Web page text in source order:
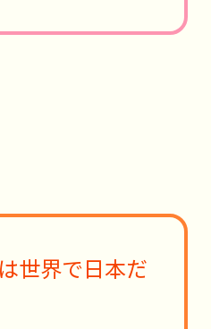
世界で日本だ